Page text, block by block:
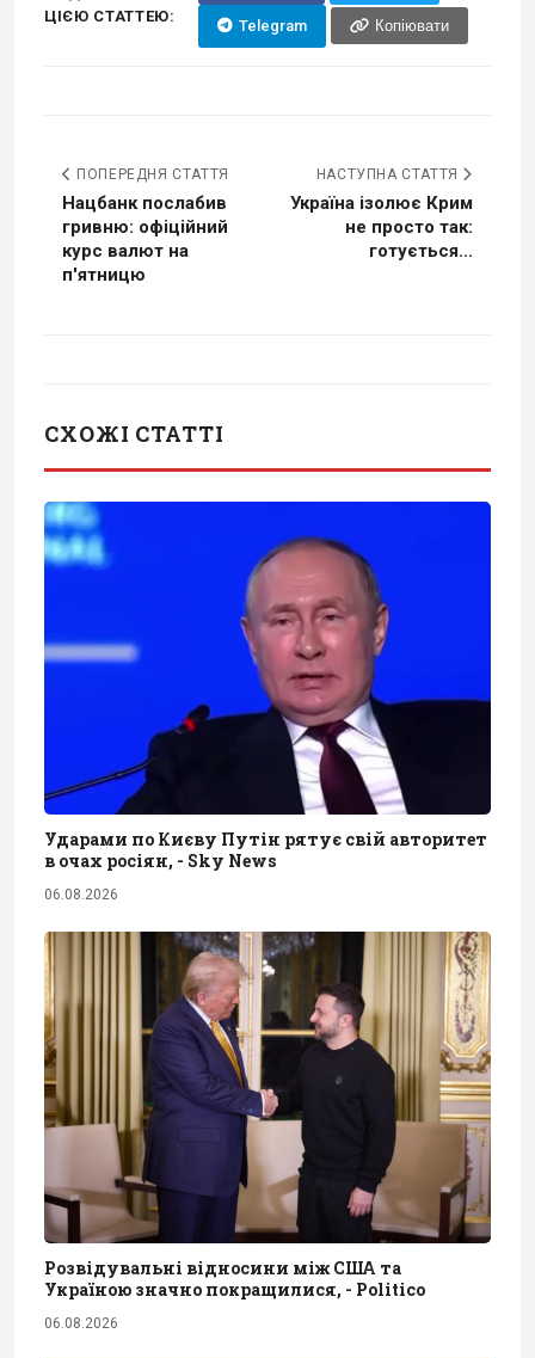
ЦІЄЮ СТАТТЕЮ:
Telegram Копіювати
ПОПЕРЕДНЯ СТАТТЯ
Нацбанк послабив
гривню: офіційний
курс валют на
п'ятницю
НАСТУПНА СТАТТЯ
Україна ізолює Крим
не просто так:
готується...
СХОЖІ СТАТТІ
Ударами по Києву Путін рятує свій авторитет
в очах росіян, - Sky News
06.08.2026
Розвідувальні відносини між США та
Україною значно покращилися, - Politico
06.08.2026